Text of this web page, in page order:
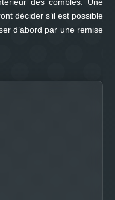
décider s’il est possible
d’abord par une remise